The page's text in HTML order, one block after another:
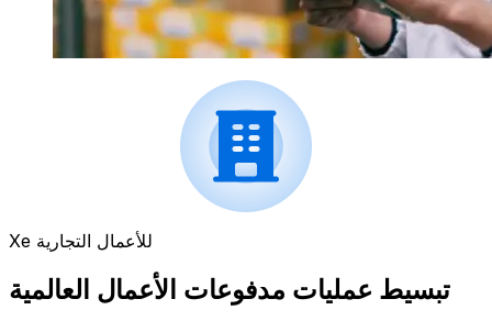
Xe للأعمال التجارية
تبسيط عمليات مدفوعات الأعمال العالمية